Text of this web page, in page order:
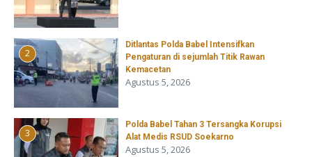
2
Ditlantas Polda Babel Intensifkan
Pengaturan di sejumlah Titik Rawan
Kemacetan
Agustus 5, 2026
3
Polda Babel Tahan 3 Tersangka Korupsi
Alat Medis RSUD Soekarno
Agustus 5, 2026